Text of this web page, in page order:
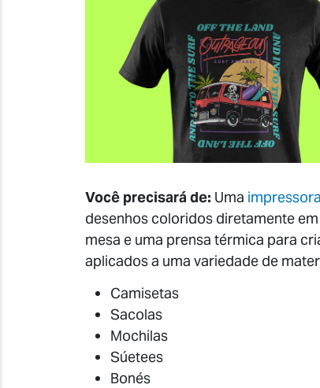
Você precisará de: Uma
desenhos coloridos diretamente
mesa e uma prensa térmica para
aplicados a uma variedade de
Camisetas
Sacolas
Mochilas
Súetees
Bonés